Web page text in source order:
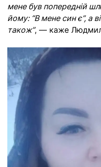
мене був попередній
йому: “В мене син є”, а
також”, — каже